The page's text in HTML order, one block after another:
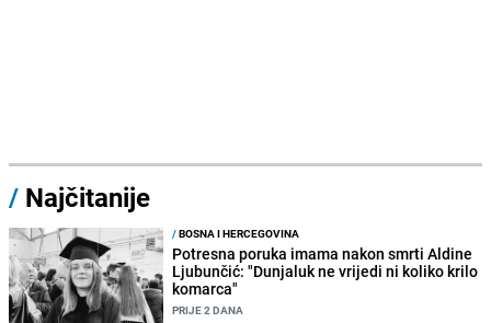
/ Najčitanije
/BOSNA I HERCEGOVINA
Potresna poruka imama nakon smrti Aldine
Ljubunčić: "Dunjaluk ne vrijedi ni koliko krilo
komarca"
PRIJE 2 DANA